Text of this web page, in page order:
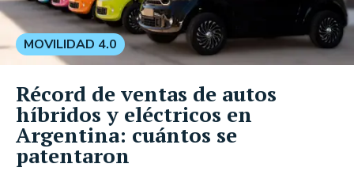
MOVILIDAD 4.0
Récord de ventas de autos
híbridos y eléctricos en
Argentina: cuántos se
patentaron